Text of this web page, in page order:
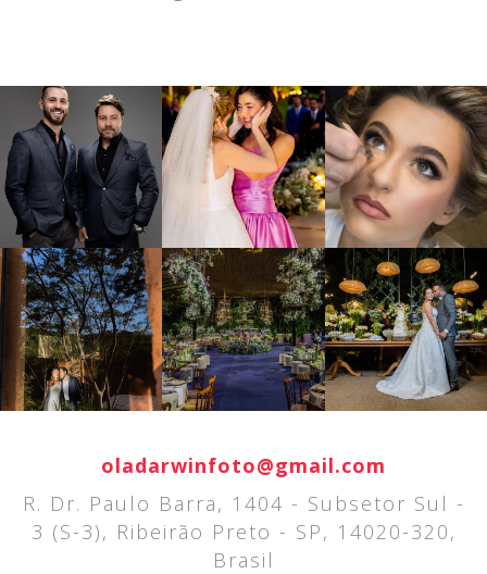
oladarwinfoto@gmail.com
R. Dr. Paulo Barra, 1404 - Subsetor Sul -
3 (S-3), Ribeirão Preto - SP, 14020-320,
Brasil